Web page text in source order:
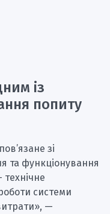
із
попиту
зі
та функціонування
системи
—